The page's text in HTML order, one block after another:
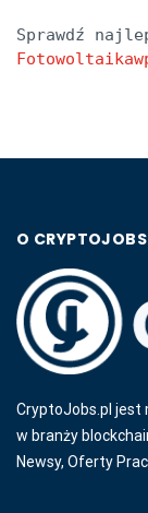
O
CryptoJobs.pl jest
w branży
Newsy, Oferty